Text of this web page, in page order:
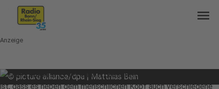
menu
Anzeige
© picture alliance/dpa | Matthias Bein